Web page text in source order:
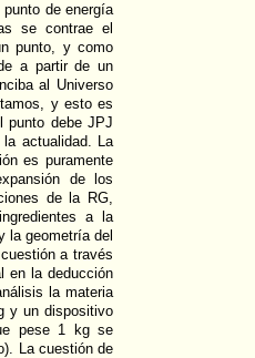
de energía
se contrae el
punto, y como
a partir de un
al Universo
y esto es
punto debe JPJ
actualidad. La
es puramente
de los
de la RG,
a la
la geometría del
a través
en la deducción
la materia
y un dispositivo
pese 1 kg se
La cuestión de